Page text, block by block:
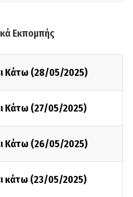
Εκπομπής
Κάτω (28/05/2025)
Κάτω (27/05/2025)
Κάτω (26/05/2025)
κάτω (23/05/2025)